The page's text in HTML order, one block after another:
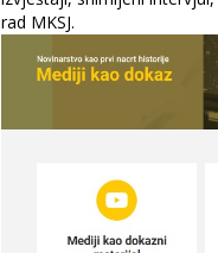
rad MKSJ.